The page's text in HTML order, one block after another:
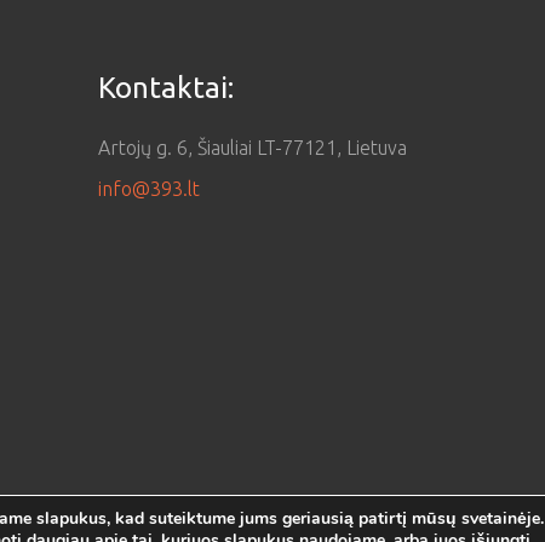
Kontaktai:
Artojų g. 6, Šiauliai LT-77121, Lietuva
info@393.lt
slapukus, kad suteiktume jums geriausią patirtį mūsų svetainėje.